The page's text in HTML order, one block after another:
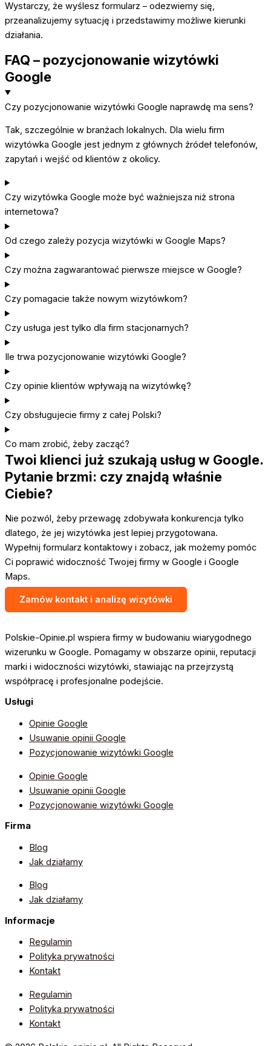
Wystarczy, że wyślesz formularz – odezwiemy się,
przeanalizujemy sytuację i przedstawimy możliwe kierunki
działania.
FAQ – pozycjonowanie wizytówki
Google
Czy pozycjonowanie wizytówki Google naprawdę ma sens?
Tak, szczególnie w branżach lokalnych. Dla wielu firm
wizytówka Google jest jednym z głównych źródeł telefonów,
zapytań i wejść od klientów z okolicy.
Czy wizytówka Google może być ważniejsza niż strona
internetowa?
Od czego zależy pozycja wizytówki w Google Maps?
Czy można zagwarantować pierwsze miejsce w Google?
Czy pomagacie także nowym wizytówkom?
Czy usługa jest tylko dla firm stacjonarnych?
Ile trwa pozycjonowanie wizytówki Google?
Czy opinie klientów wpływają na wizytówkę?
Czy obsługujecie firmy z całej Polski?
Co mam zrobić, żeby zacząć?
Twoi klienci już szukają usług w Google.
Pytanie brzmi: czy znajdą właśnie
Ciebie?
Nie pozwól, żeby przewagę zdobywała konkurencja tylko
dlatego, że jej wizytówka jest lepiej przygotowana.
Wypełnij formularz kontaktowy i zobacz, jak możemy pomóc
Ci poprawić widoczność Twojej firmy w Google i Google
Maps.
Zamów kontakt i analizę wizytówki
Polskie-Opinie.pl wspiera firmy w budowaniu wiarygodnego
wizerunku w Google. Pomagamy w obszarze opinii, reputacji
marki i widoczności wizytówki, stawiając na przejrzystą
współpracę i profesjonalne podejście.
Usługi
Opinie Google
Usuwanie opinii Google
Pozycjonowanie wizytówki Google
Opinie Google
Usuwanie opinii Google
Pozycjonowanie wizytówki Google
Firma
Blog
Jak działamy
Blog
Jak działamy
Informacje
Regulamin
Polityka prywatności
Kontakt
Regulamin
Polityka prywatności
Kontakt